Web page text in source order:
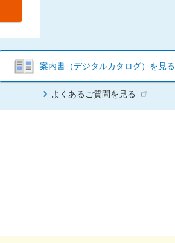
案内書（デジタルカタログ）を見る
よくあるご質問を見る